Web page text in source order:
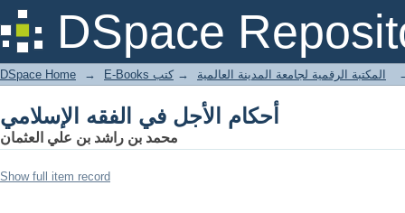
DSpace
أحكام الأجل في الفقه الإسلامي
DSpace Home → E-Books المكتبة الرقمية لجامعة المدينة العالمية → كتب
أحكام الأجل في الفقه الإسلامي
محمد بن راشد بن علي العثمان
Show full item record